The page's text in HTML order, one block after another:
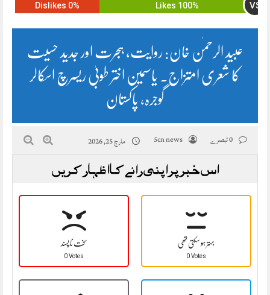
100% Likes VS
0% Dislikes
عبید الرحمٰن خان: روایت، ہجرت اور جدید حسیت
کا شعری امتزاج. یاسمین اختر طوبیٰ ریسرچ اسکالر
گوجرہ، پاکستان
5cn news مارچ 25, 2026
اس خبر پر اپنی رائے کا اظہار کریں
سخت نا پسند
0 Votes
بہتر ہو سکتی تھی
0 Votes